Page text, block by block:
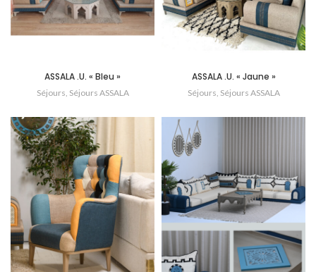
ASSALA .U. « Bleu »
Séjours, Séjours ASSALA
ASSALA .U. « Jaune »
Séjours, Séjours ASSALA